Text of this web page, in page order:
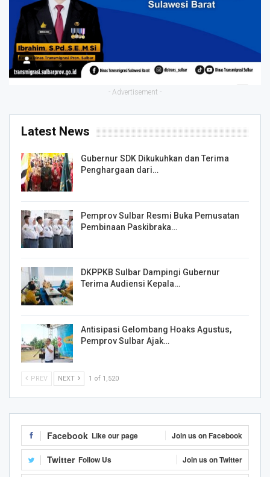
- Advertisement -
Latest News
Gubernur SDK Dikukuhkan dan Terima
Penghargaan dari…
Pemprov Sulbar Resmi Buka Pemusatan
Pembinaan Paskibraka…
DKPPKB Sulbar Dampingi Gubernur
Terima Audiensi Kepala…
Antisipasi Gelombang Hoaks Agustus,
Pemprov Sulbar Ajak…
PREV NEXT 1 of 1,520
Facebook Like our page Join us on Facebook
Twitter Follow Us Join us on Twitter